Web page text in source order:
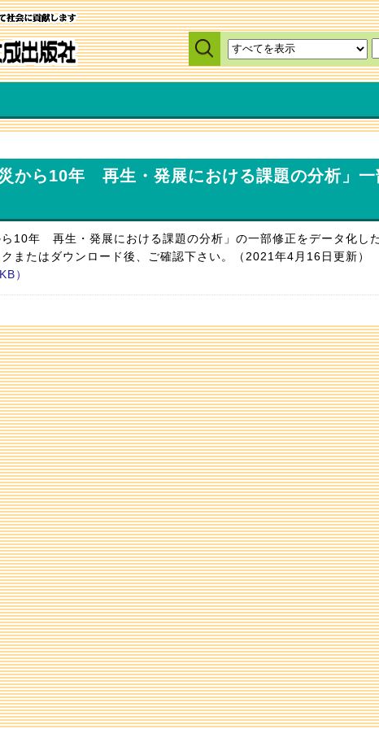
災から10年 再生・発展における課題の分析」
ら10年 再生・発展における課題の分析」の一部修正をデータ化し
またはダウンロード後、ご確認下さい。（2021年4月16日更新）
）